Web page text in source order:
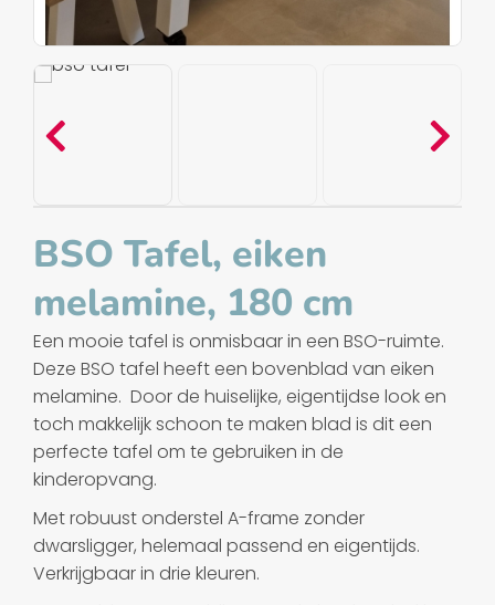
BSO Tafel, eiken
melamine, 180 cm
Een mooie tafel is onmisbaar in een BSO-ruimte.
Deze BSO tafel heeft een bovenblad van eiken
melamine. Door de huiselijke, eigentijdse look en
toch makkelijk schoon te maken blad is dit een
perfecte tafel om te gebruiken in de
kinderopvang.
Met robuust onderstel A-frame zonder
dwarsligger, helemaal passend en eigentijds.
Verkrijgbaar in drie kleuren.